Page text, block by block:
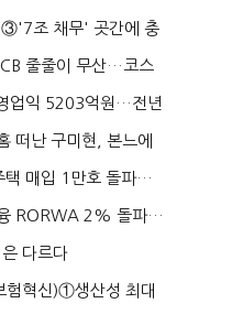
조 채무' 곳간에 충
...
줄줄이 무산…코스
업익 5203억원…전년
떠난 구미현, 본느에
...
택 매입 1만호 돌파…
2...
융 RORWA 2% 돌파…
...
다르다
험혁신)①생산성 최대